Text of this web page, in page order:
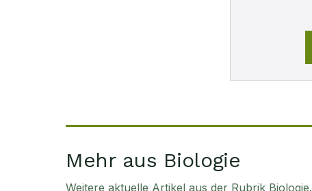
Mehr aus Biologie
Weitere aktuelle Artikel aus der Rubrik Biologie.